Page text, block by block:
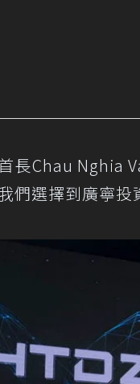
長Chau Nghia
們選擇到廣寧投